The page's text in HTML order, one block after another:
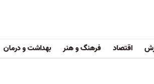
اقتصاد فرهنگ و هنر بهداشت و درمان